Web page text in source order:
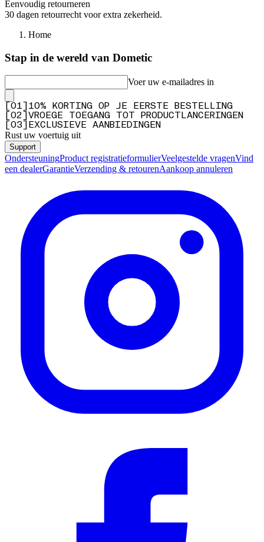
Eenvoudig retourneren
30 dagen retourrecht voor extra zekerheid.
Home
Stap in de wereld van Dometic
Voer uw e-mailadres in
01
10% KORTING OP JE EERSTE BESTELLING
02
VROEGE TOEGANG TOT PRODUCTLANCERINGEN
03 EXCLUSIEVE AANBIEDINGEN
Rust uw voertuig uit
Support
OndersteuningProduct registratieformulierVeelgestelde vragenVind
een dealerGarantieVerzending & retourenAankoop annuleren